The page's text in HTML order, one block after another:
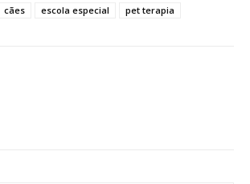
cães escola especial pet terapia